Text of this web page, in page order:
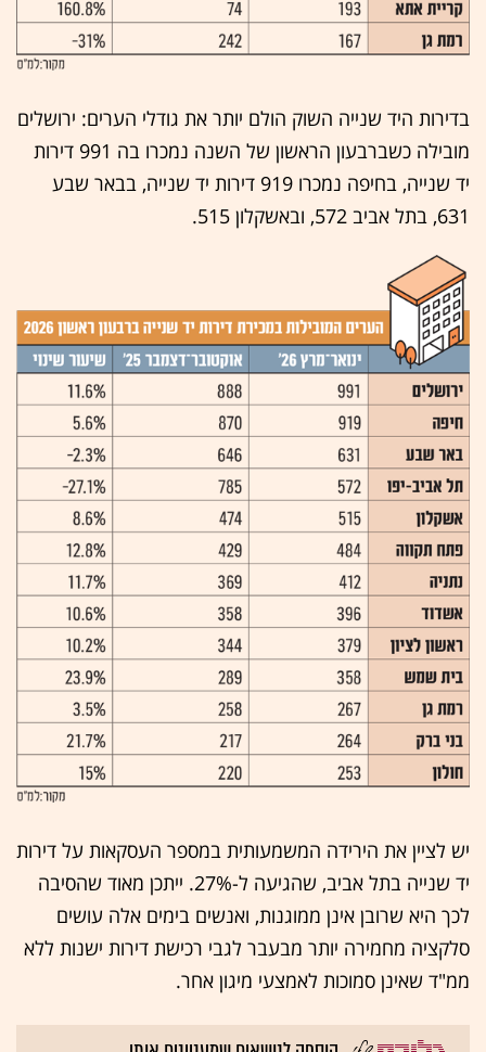
בדירות היד שנייה השוק הולם יותר את גודלי הערים: ירושלים
מובילה כשברבעון הראשון של השנה נמכרו בה 991 דירות
יד שנייה, בחיפה נמכרו 919 דירות יד שנייה, בבאר שבע
631, בתל אביב 572, ובאשקלון 515.
יש לציין את הירידה המשמעותית במספר העסקאות על דירות
יד שנייה בתל אביב, שהגיעה ל-27%. ייתכן מאוד שהסיבה
לכך היא שרובן אינן ממוגנות, ואנשים בימים אלה עושים
סלקציה מחמירה יותר מבעבר לגבי רכישת דירות ישנות ללא
ממ"ד שאינן סמוכות לאמצעי מיגון אחר.